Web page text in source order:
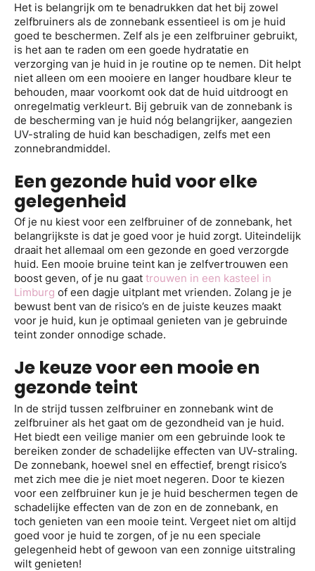
Het is belangrijk om te benadrukken dat het bij zowel
zelfbruiners als de zonnebank essentieel is om je huid
goed te beschermen. Zelf als je een zelfbruiner gebruikt,
is het aan te raden om een goede hydratatie en
verzorging van je huid in je routine op te nemen. Dit helpt
niet alleen om een mooiere en langer houdbare kleur te
behouden, maar voorkomt ook dat de huid uitdroogt en
onregelmatig verkleurt. Bij gebruik van de zonnebank is
de bescherming van je huid nóg belangrijker, aangezien
UV-straling de huid kan beschadigen, zelfs met een
zonnebrandmiddel.
Een gezonde huid voor elke
gelegenheid
Of je nu kiest voor een zelfbruiner of de zonnebank, het
belangrijkste is dat je goed voor je huid zorgt. Uiteindelijk
draait het allemaal om een gezonde en goed verzorgde
huid. Een mooie bruine teint kan je zelfvertrouwen een
boost geven, of je nu gaat trouwen in een kasteel in
Limburg of een dagje uitplant met vrienden. Zolang je je
bewust bent van de risico’s en de juiste keuzes maakt
voor je huid, kun je optimaal genieten van je gebruinde
teint zonder onnodige schade.
Je keuze voor een mooie en
gezonde teint
In de strijd tussen zelfbruiner en zonnebank wint de
zelfbruiner als het gaat om de gezondheid van je huid.
Het biedt een veilige manier om een gebruinde look te
bereiken zonder de schadelijke effecten van UV-straling.
De zonnebank, hoewel snel en effectief, brengt risico’s
met zich mee die je niet moet negeren. Door te kiezen
voor een zelfbruiner kun je je huid beschermen tegen de
schadelijke effecten van de zon en de zonnebank, en
toch genieten van een mooie teint. Vergeet niet om altijd
goed voor je huid te zorgen, of je nu een speciale
gelegenheid hebt of gewoon van een zonnige uitstraling
wilt genieten!